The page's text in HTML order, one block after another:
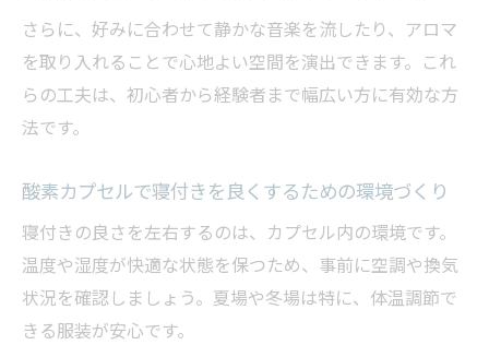
さらに、好みに合わせて静かな音楽を流したり、アロマ
を取り入れることで心地よい空間を演出できます。これ
らの工夫は、初心者から経験者まで幅広い方に有効な方
法です。
酸素カプセルで寝付きを良くするための環境づくり
寝付きの良さを左右するのは、カプセル内の環境です。
温度や湿度が快適な状態を保つため、事前に空調や換気
状況を確認しましょう。夏場や冬場は特に、体温調節で
きる服装が安心です。